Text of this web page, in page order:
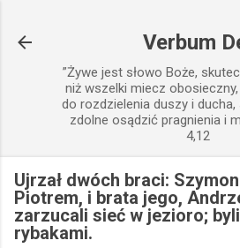
Verbum
”Żywe jest słowo Boże,
niż wszelki miecz
do rozdzielenia duszy i
zdolne osądzić pragnienia i
4,12
Ujrzał dwóch braci:
Piotrem, i brata jego,
zarzucali sieć w jezioro;
rybakami.